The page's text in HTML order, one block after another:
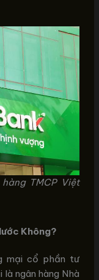
TMCP Việt
Không?
mại cổ phần tư
ngân hàng Nhà